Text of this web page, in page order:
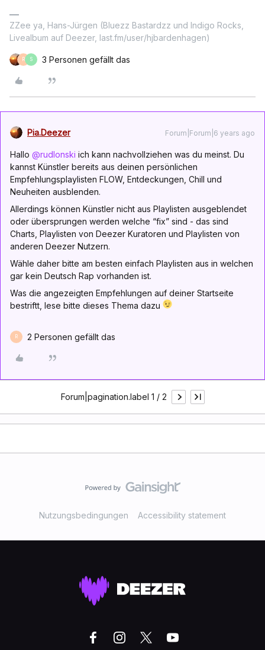
ZZee ya, Hans-Jürgen (Bluezz Bastardzz und Indigo Rocks,
Livealbum auf Deezer, last.fm/user/hjbardenhagen)
R S 3 Personen gefällt das
Pia.Deezer Forum|Forum|6 years ago
Hallo @rudlonski ich kann nachvollziehen was du meinst. Du
kannst Künstler bereits aus deinen persönlichen
Empfehlungsplaylisten FLOW, Entdeckungen, Chill und
Neuheiten ausblenden.
Allerdings können Künstler nicht aus Playlisten ausgeblendet
oder übersprungen werden welche “fix” sind - das sind
Charts, Playlisten von Deezer Kuratoren und Playlisten von
anderen Deezer Nutzern.
Wähle daher bitte am besten einfach Playlisten aus in welchen
gar kein Deutsch Rap vorhanden ist.
Was die angezeigten Empfehlungen auf deiner Startseite
bestriftt, lese bitte dieses Thema dazu
R 2 Personen gefällt das
Forum|pagination.label 1 / 2
Nutzungsbedingungen Accessibility statement